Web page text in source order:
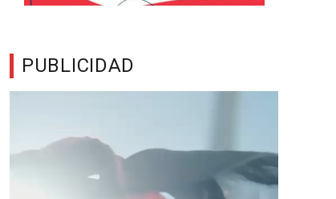
PUBLICIDAD